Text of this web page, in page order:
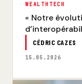
WEALTHTECH
« Notre
CÉDRIC CAZES
15.05.2026